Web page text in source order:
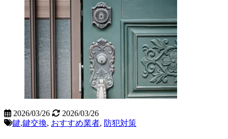
2026/03/26
2026/03/26
鍵,鍵交換, おすすめ業者, 防犯対策